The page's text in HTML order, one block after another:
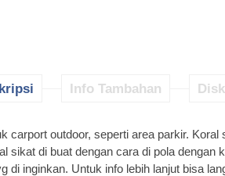
Info Tambahan
carport outdoor, seperti area parkir.
sikat di buat dengan cara di pola
inginkan. Untuk info lebih lanjut bisa